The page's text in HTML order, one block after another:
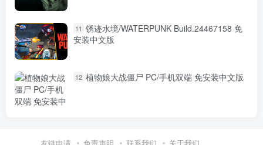
11 锈迹水境/WATERPUNK Build.24467158 免
安装中文版
12 植物娘大战僵尸 PC/手机双端 免安装中文版
友链申请 免责声明 联系我们 关于我们